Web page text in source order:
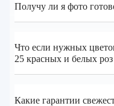
Получу ли я фото
Что если нужных
25 красных и белых
Какие гарантии